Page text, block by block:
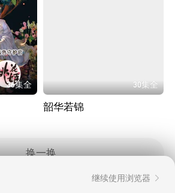
36集全 30集全
韶华若锦
换一换
继续使用浏览器